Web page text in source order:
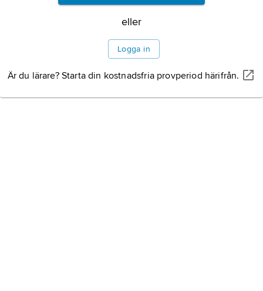
eller
Logga in
Är du lärare? Starta din kostnadsfria provperiod härifrån.